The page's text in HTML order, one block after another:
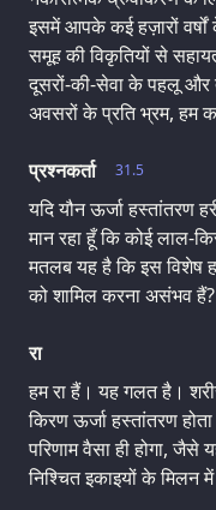
इसमें आपके कई हज़ारों वर्षों
समूह की विकृतियों से
दूसरों-की-सेवा के पहलू और
अवसरों के प्रति भ्रम, हम
31.5
प्रश्नकर्ता
यदि यौन ऊर्जा हस्तांतरण
मान रहा हूँ कि कोई लाल-
मतलब यह है कि इस विशेष
को शामिल करना असंभव हैं?
रा
हम रा हैं। यह गलत है।
किरण ऊर्जा हस्तांतरण
परिणाम वैसा ही होगा, जैसे
निश्चित इकाइयों के मिलन